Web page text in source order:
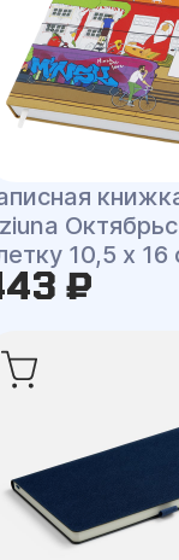
10,5 x 16
₽